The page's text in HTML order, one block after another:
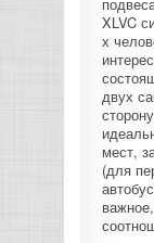
XLVC
х
двух
мест,
(для